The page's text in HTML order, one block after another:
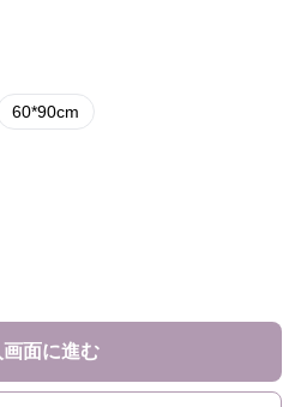
60*90cm
画面に進む